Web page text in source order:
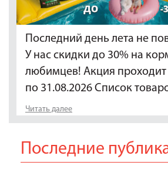
Последний день лета не
У нас скидки до 30% на
любимцев! Акция проходит
по 31.08.2026 Список
Читать далее
Последние